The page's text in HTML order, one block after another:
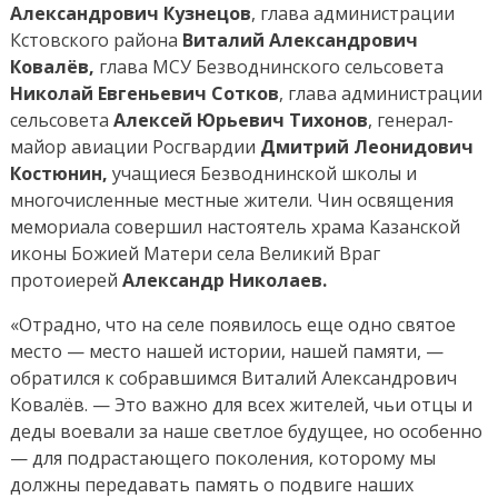
Александрович Кузнецов, глава администрации
Кстовского района Виталий Александрович
Ковалёв, глава МСУ Безводнинского сельсовета
Николай Евгеньевич Сотков, глава администрации
сельсовета Алексей Юрьевич Тихонов, генерал-
майор авиации Росгвардии Дмитрий Леонидович
Костюнин, учащиеся Безводнинской школы и
многочисленные местные жители. Чин освящения
мемориала совершил настоятель храма Казанской
иконы Божией Матери села Великий Враг
протоиерей Александр Николаев.
«Отрадно, что на селе появилось еще одно святое
место — место нашей истории, нашей памяти, —
обратился к собравшимся Виталий Александрович
Ковалёв. — Это важно для всех жителей, чьи отцы и
деды воевали за наше светлое будущее, но особенно
— для подрастающего поколения, которому мы
должны передавать память о подвиге наших